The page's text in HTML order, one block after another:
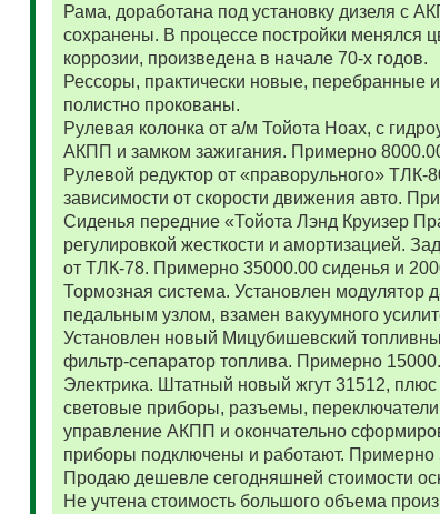
Рама, доработана под установку дизеля с
сохранены. В процессе постройки менялся
коррозии, произведена в начале 70-х годов.
Рессоры, практически новые, перебранные
полистно прокованы.
Рулевая колонка от а/м Тойота Ноах, с
АКПП и замком зажигания. Примерно
Рулевой редуктор от «праворульного» ТЛК-
зависимости от скорости движения авто.
Сиденья передние «Тойота Лэнд Круизер
регулировкой жесткости и амортизацией.
от ТЛК-78. Примерно 35000.00 сиденья и
Тормозная система. Установлен
педальным узлом, взамен вакуумного
Установлен новый Мицубишевский
фильтр-сепаратор топлива. Примерно
Электрика. Штатный новый жгут 31512,
световые приборы, разъемы,
управление АКПП и окончательно
приборы подключены и работают. Примерно
Продаю дешевле сегодняшней стоимости
Не учтена стоимость большого объема